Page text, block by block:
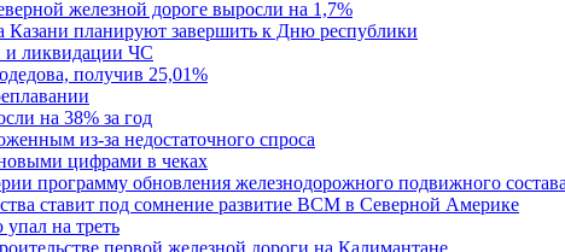
железной дороге выросли на 1,7%
Казани планируют завершить к Дню республики
и ликвидации ЧС
получив 25,01%
на 38% за год
из-за недостаточного спроса
цифрами в чеках
программу обновления железнодорожного подвижного
ставит под сомнение развитие ВСМ в Северной Америке
на треть
первой железной дороги на Калимантане